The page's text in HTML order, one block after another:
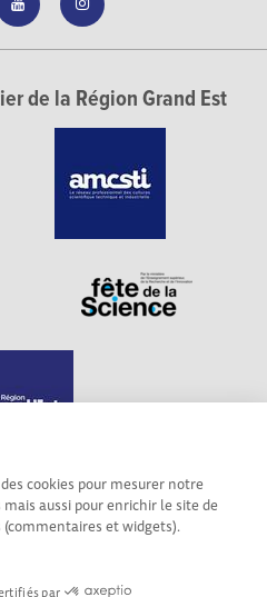
cookies pour mesurer notre
aussi pour enrichir le site de
et widgets).
par
de la Région Grand Est
par